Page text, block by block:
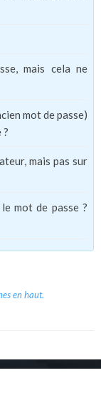
mais cela ne
mot de passe)
mais pas sur
mot de passe ?
en haut.